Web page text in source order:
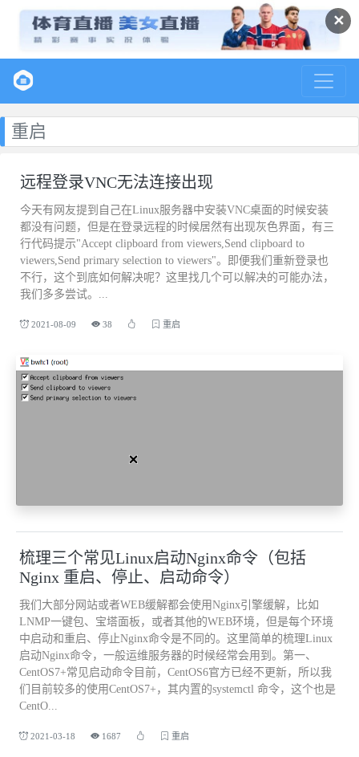
✕
重启
远程登录VNC无法连接出现
今天有网友提到自己在Linux服务器中安装VNC桌面的时候安装
都没有问题，但是在登录远程的时候居然有出现灰色界面，有三
行代码提示"Accept clipboard from viewers,Send clipboard to
viewers,Send primary selection to viewers"。即便我们重新登录也
不行，这个到底如何解决呢？这里找几个可以解决的可能办法，
我们多多尝试。...
2021-08-09 38 重启
梳理三个常见Linux启动Nginx命令（包括
Nginx 重启、停止、启动命令）
我们大部分网站或者WEB缓解都会使用Nginx引擎缓解，比如
LNMP一键包、宝塔面板，或者其他的WEB环境，但是每个环境
中启动和重启、停止Nginx命令是不同的。这里简单的梳理Linux
启动Nginx命令，一般运维服务器的时候经常会用到。第一、
CentOS7+常见启动命令目前，CentOS6官方已经不更新，所以我
们目前较多的使用CentOS7+，其内置的systemctl 命令，这个也是
CentO...
2021-03-18 1687 重启